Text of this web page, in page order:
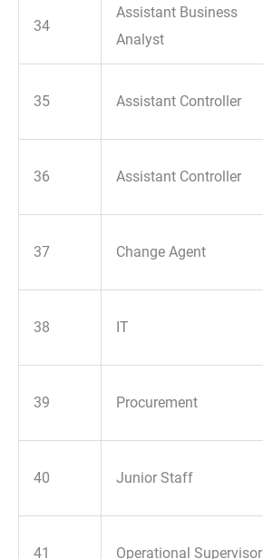
34
Assistant Business
Analyst
35 Assistant Controller
36 Assistant Controller
37 Change Agent
38 IT
39 Procurement
40 Junior Staff
41 Operational Supervisor